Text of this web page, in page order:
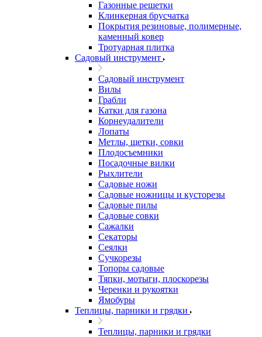
Газонные решетки
Клинкерная брусчатка
Покрытия резиновые, полимерные,
каменный ковер
Тротуарная плитка
Садовый инструмент
Садовый инструмент
Вилы
Грабли
Катки для газона
Корнеудалители
Лопаты
Метлы, щетки, совки
Плодосъемники
Посадочные вилки
Рыхлители
Садовые ножи
Садовые ножницы и кусторезы
Садовые пилы
Садовые совки
Сажалки
Секаторы
Сеялки
Сучкорезы
Топоры садовые
Тяпки, мотыги, плоскорезы
Черенки и рукоятки
Ямобуры
Теплицы, парники и грядки
Теплицы, парники и грядки